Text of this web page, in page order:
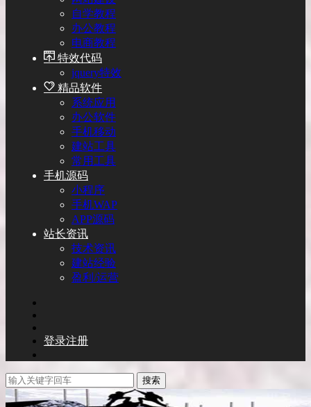
自学教程
办公教程
电商教程
特效代码
jquery特效
精品软件
系统应用
办公软件
手机移动
建站工具
常用工具
手机源码
小程序
手机WAP
APP源码
站长资讯
技术资讯
建站经验
盈利/运营
登录注册
搜索